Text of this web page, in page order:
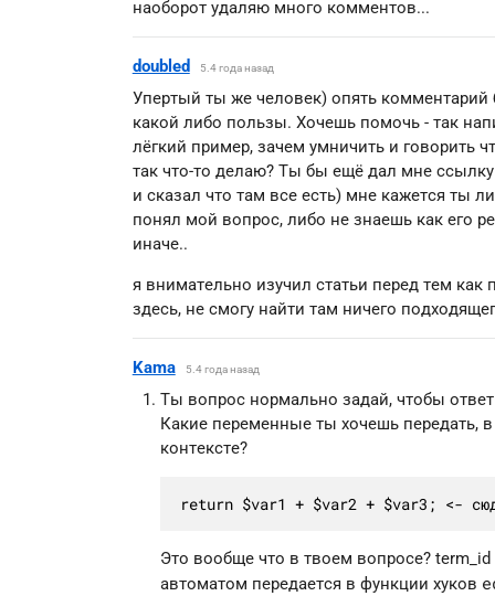
наоборот удаляю много комментов...
doubled 5.4 года назад
Упертый ты же человек) опять комментарий
какой либо пользы. Хочешь помочь - так
лёгкий пример, зачем умничить и говорить
так что-то делаю? Ты бы ещё дал мне ссылку
и сказал что там все есть) мне кажется ты
понял мой вопрос, либо не знаешь как его
иначе..
я внимательно изучил статьи перед тем как
здесь, не смогу найти там ничего
Kama 5.4 года назад
Ты вопрос нормально задай, чтобы
Какие переменные ты хочешь передать,
контексте?
return $var1 + $var2 + $var3; <-
Это вообще что в твоем вопросе? term_id
автоматом передается в функции хуков